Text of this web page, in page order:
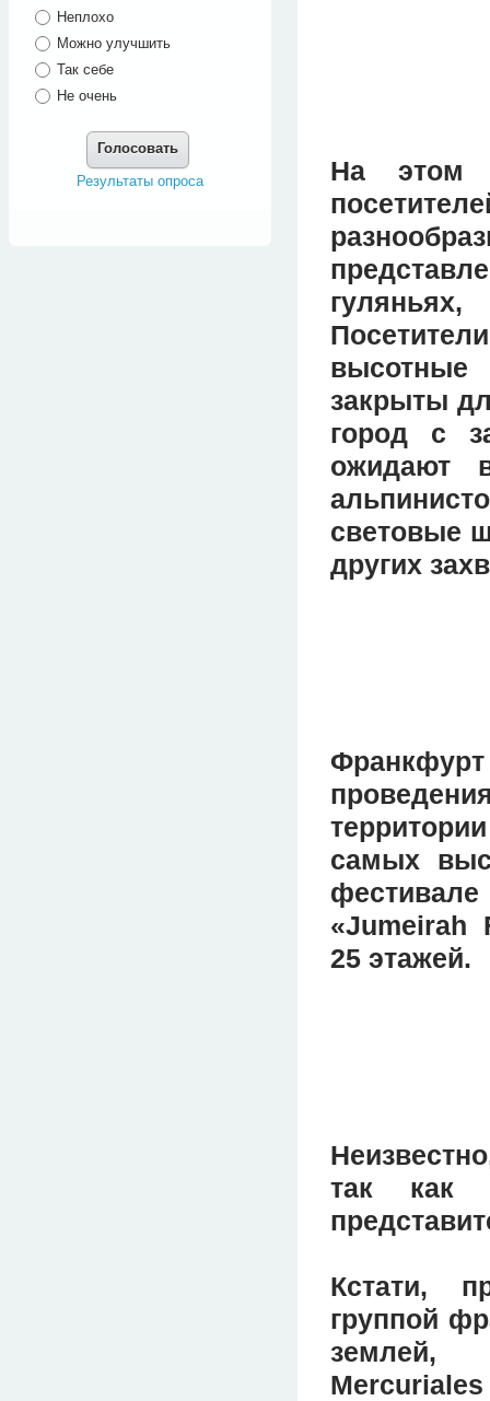
На этом
закрыты
город с
ожидают
световые
других
самых
«Jumeirah
25 этажей.
так как
Кстати,
группой
землей,
Mercuriales
Неплохо
Можно улучшить
Так себе
Не очень
Голосовать
Результаты опроса